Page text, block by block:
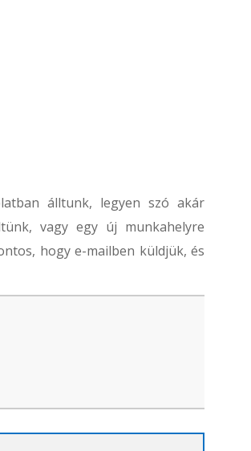
álltunk, legyen szó akár
vagy egy új munkahelyre
hogy e-mailben küldjük, és